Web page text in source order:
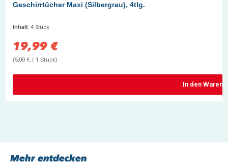
Geschirrtücher Maxi (Silbergrau), 4tlg.
Inhalt:4 Stück
Verkaufspreis:
19,99 €
(5,00 € / 1 Stück)
In den
Mehr entdecken